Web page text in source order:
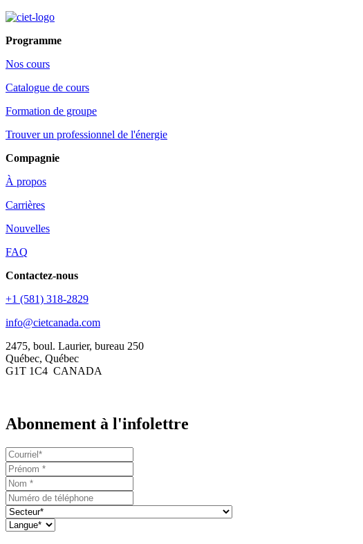
Programme
Nos cours
Catalogue de cours
Formation de groupe
Trouver un professionnel de l'énergie
Compagnie
À propos
Carrières
Nouvelles
FAQ
Contactez-nous
+1 (581) 318-2829
info@cietcanada.com
2475, boul. Laurier, bureau 250
Québec, Québec
G1T 1C4 CANADA
Abonnement à l'infolettre